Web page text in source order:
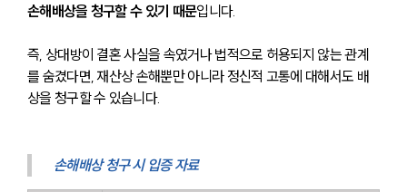
손해배상을 청구할 수 있기 때문입니다.
즉, 상대방이 결혼 사실을 속였거나 법적으로 허용되지 않는 관계
를 숨겼다면, 재산상 손해뿐만 아니라 정신적 고통에 대해서도 배
상을 청구할 수 있습니다.
손해배상 청구 시 입증 자료